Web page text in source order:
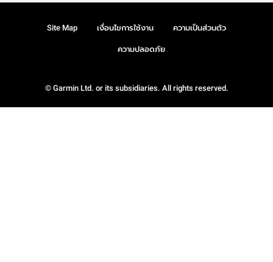
© Garmin Ltd. or its subsidiaries. All rights reserved.
Site Map เงื่อนไขการใช้งาน ความเป็นส่วนตัว
ความปลอดภัย